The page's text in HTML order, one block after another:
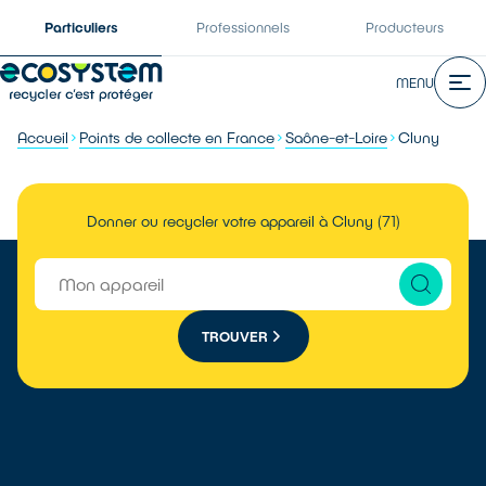
Particuliers Professionnels Producteurs
MENU
Accueil Points de collecte en France Saône-et-Loire Cluny
Donner ou recycler votre appareil à Cluny (71)
TROUVER